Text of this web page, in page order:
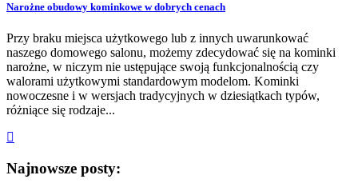
Narożne obudowy kominkowe w dobrych cenach
Przy braku miejsca użytkowego lub z innych uwarunkować
naszego domowego salonu, możemy zdecydować się na kominki
narożne, w niczym nie ustępujące swoją funkcjonalnością czy
walorami użytkowymi standardowym modelom. Kominki
nowoczesne i w wersjach tradycyjnych w dziesiątkach typów,
różniące się rodzaje...
Najnowsze posty: